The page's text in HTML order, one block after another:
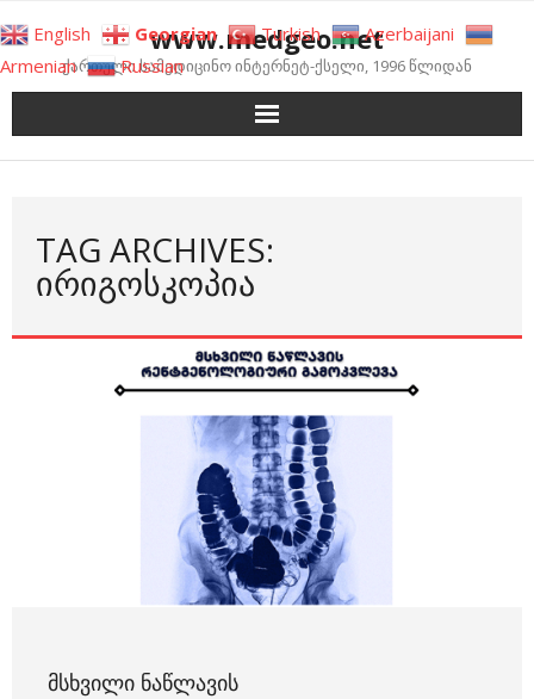
to
content
www.medgeo.net
ქართული სამედიცინო ინტერნეტ-ქსელი, 1996 წლიდან
TAG ARCHIVES:
ᲘᲠᲘᲒᲝᲡᲙᲝᲞᲘᲐ
ᲛᲡᲮᲕᲘᲚᲘ ᲜᲐᲬᲚᲐᲕᲘᲡ
English Georgian Turkish
Azerbaijani
Armenian
Russian